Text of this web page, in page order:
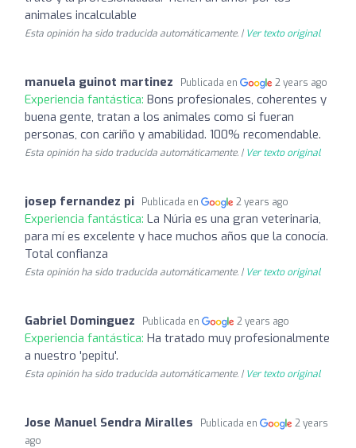
animales incalculable
Esta opinión ha sido traducida automáticamente. | Ver texto original
manuela guinot martinez Publicada en 2 years ago
Experiencia fantástica: Bons profesionales, coherentes y
buena gente, tratan a los animales como si fueran
personas, con cariño y amabilidad. 100% recomendable.
Esta opinión ha sido traducida automáticamente. | Ver texto original
josep fernandez pi Publicada en 2 years ago
Experiencia fantástica: La Núria es una gran veterinaria,
para mí es excelente y hace muchos años que la conocía.
Total confianza
Esta opinión ha sido traducida automáticamente. | Ver texto original
Gabriel Dominguez Publicada en 2 years ago
Experiencia fantástica: Ha tratado muy profesionalmente
a nuestro 'pepitu'.
Esta opinión ha sido traducida automáticamente. | Ver texto original
Jose Manuel Sendra Miralles Publicada en
2 years
ago